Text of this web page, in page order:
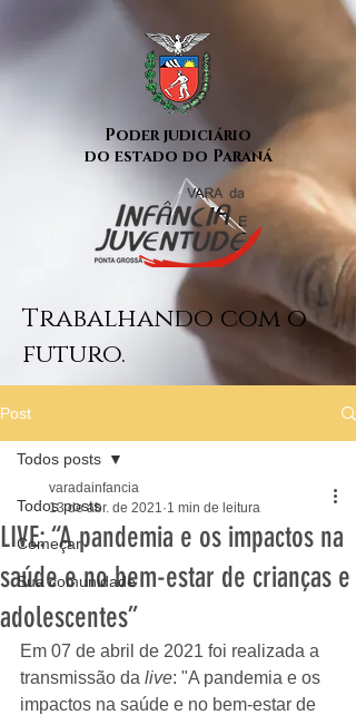
Poder judiciário
do estado do Paraná
Trabalhando com o
futuro.
Post
Todos posts
Começar
Sua comunidade
Todos posts
LIVE: “A pandemia e os impactos na
saúde e no bem-estar de crianças e
adolescentes”
varadainfancia
13 de abr. de 2021 1 min de leitura
Em 07 de abril de 2021 foi realizada a
transmissão da live: "A pandemia e os
impactos na saúde e no bem-estar de